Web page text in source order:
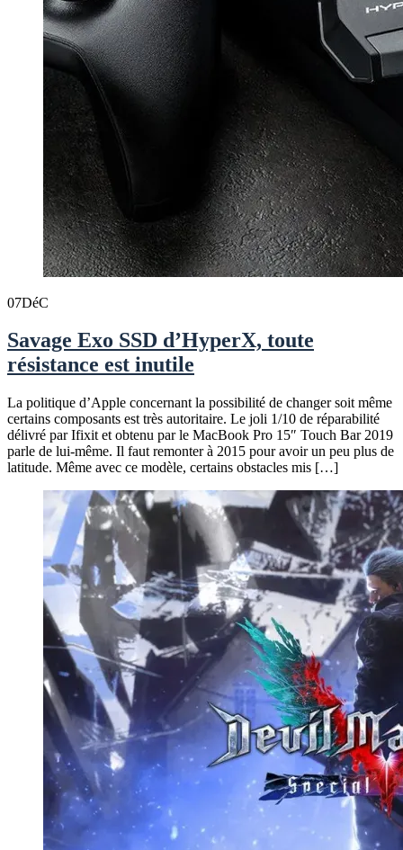
07DéC
Savage Exo SSD d’HyperX, toute
résistance est inutile
La politique d’Apple concernant la possibilité de changer soit même
certains composants est très autoritaire. Le joli 1/10 de réparabilité
délivré par Ifixit et obtenu par le MacBook Pro 15″ Touch Bar 2019
parle de lui-même. Il faut remonter à 2015 pour avoir un peu plus de
latitude. Même avec ce modèle, certains obstacles mis […]